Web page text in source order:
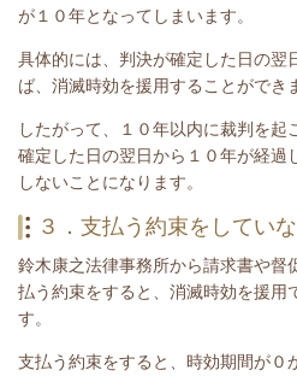
が１０年となってしまいます。
具体的には、判決が確定した日の翌
ば、消滅時効を援用することができ
したがって、１０年以内に裁判を起
確定した日の翌日から１０年が経過
しないことになります。
３．支払う約束をしてい
鈴木康之法律事務所から請求書や督
払う約束をすると、消滅時効を援用
す。
支払う約束をすると、時効期間が０